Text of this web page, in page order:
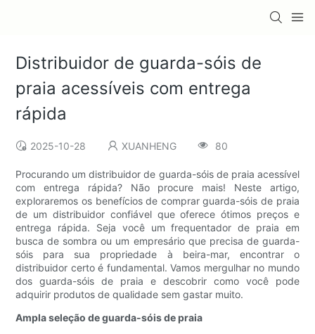
Distribuidor de guarda-sóis de
praia acessíveis com entrega
rápida
2025-10-28 XUANHENG 80
Procurando um distribuidor de guarda-sóis de praia acessível
com entrega rápida? Não procure mais! Neste artigo,
exploraremos os benefícios de comprar guarda-sóis de praia
de um distribuidor confiável que oferece ótimos preços e
entrega rápida. Seja você um frequentador de praia em
busca de sombra ou um empresário que precisa de guarda-
sóis para sua propriedade à beira-mar, encontrar o
distribuidor certo é fundamental. Vamos mergulhar no mundo
dos guarda-sóis de praia e descobrir como você pode
adquirir produtos de qualidade sem gastar muito.
Ampla seleção de guarda-sóis de praia